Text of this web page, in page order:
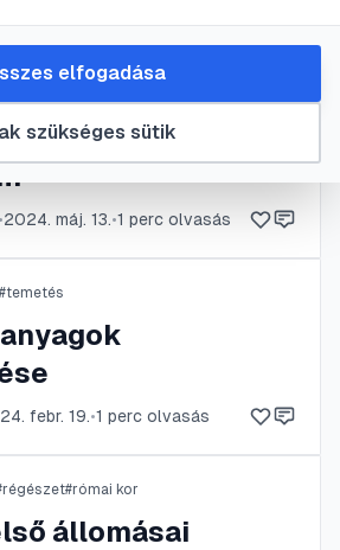
22.
#múzeumok# óváros
•2024. máj. 13.•1 perc olvasás
#temetés
febr. 19.•1 perc olvasás
régészet#római kor
állomásai
szükséges sütik
elfogadása